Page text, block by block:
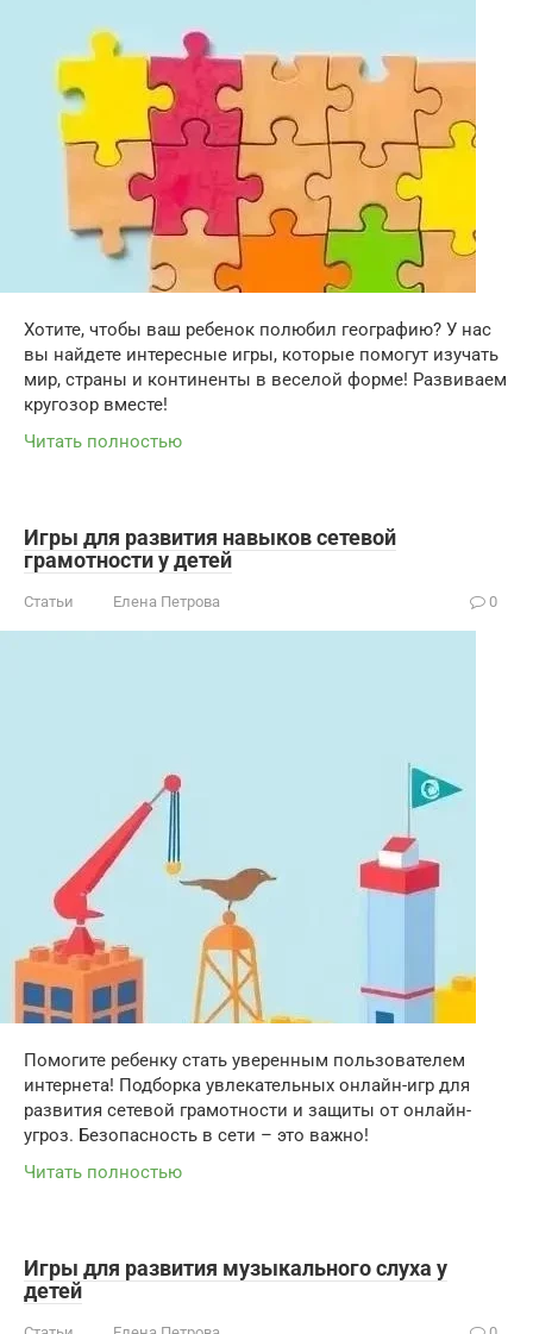
Хотите, чтобы ваш ребенок полюбил географию? У нас
вы найдете интересные игры, которые помогут изучать
мир, страны и континенты в веселой форме! Развиваем
кругозор вместе!
Читать полностью
Игры для развития навыков сетевой
грамотности у детей
Статьи Елена Петрова 0
Помогите ребенку стать уверенным пользователем
интернета! Подборка увлекательных онлайн-игр для
развития сетевой грамотности и защиты от онлайн-
угроз. Безопасность в сети – это важно!
Читать полностью
Игры для развития музыкального слуха у
детей